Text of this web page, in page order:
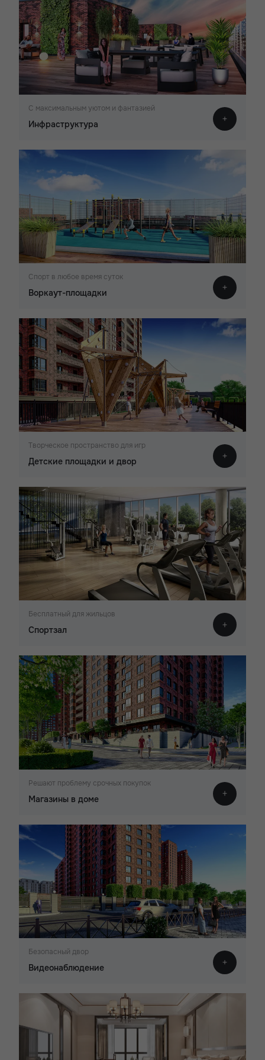
С максимальным уютом и фантазией
Инфраструктура
Спорт в любое время суток
Воркаут-площадки
Творческое пространство для игр
Детские площадки и двор
Бесплатный для жильцов
Спортзал
Решают проблему срочных покупок
Магазины в доме
Безопасный двор
Видеонаблюдение